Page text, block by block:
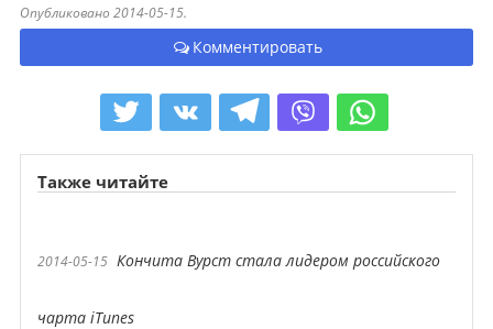
Опубликовано 2014-05-15.
Комментировать
Также читайте
2014-05-15 Кончита Вурст стала лидером российского
чарта iTunes